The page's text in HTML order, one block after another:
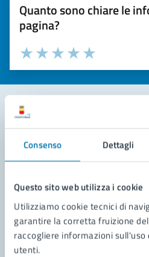
Consenso Dettagli
Questo sito web utilizza i cookie
Utilizziamo cookie tecnici di
garantire la corretta fruizione
raccogliere informazioni
utenti.
Quanto sono chiare le
pagina?
Valuta la chiarezza delle informazioni
Seleziona il numero di stelle
Valuta 5 stelle
Valuta 4 stelle su 5
Valuta 3 stelle su 5
Valuta 2 stelle su 5
Valuta 1 stelle su 5
Leggi le domande frequenti
Richiedi assistenza
Prenota appuntamento
Problemi in città